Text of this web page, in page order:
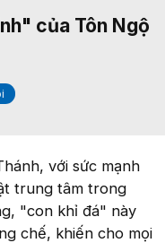
của Tôn Ngộ
với sức mạnh
trung tâm trong
"con khỉ đá" này
chế, khiến cho mọi